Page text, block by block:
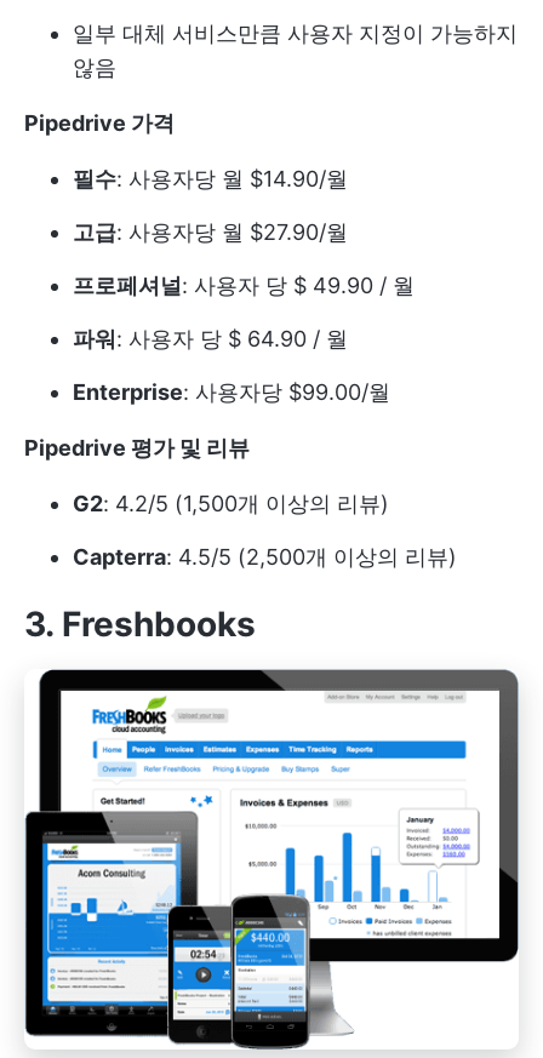
일부 대체 서비스만큼 사용자 지정이 가능하지
않음
Pipedrive 가격
필수: 사용자당 월 $14.90/월
고급: 사용자당 월 $27.90/월
프로페셔널: 사용자 당 $ 49.90 / 월
파워 : 사용자 당 $ 64.90 / 월
Enterprise: 사용자당 $99.00/월
Pipedrive 평가 및 리뷰
G2: 4.2/5 (1,500개 이상의 리뷰)
Capterra: 4.5/5 (2,500개 이상의 리뷰)
3. Freshbooks